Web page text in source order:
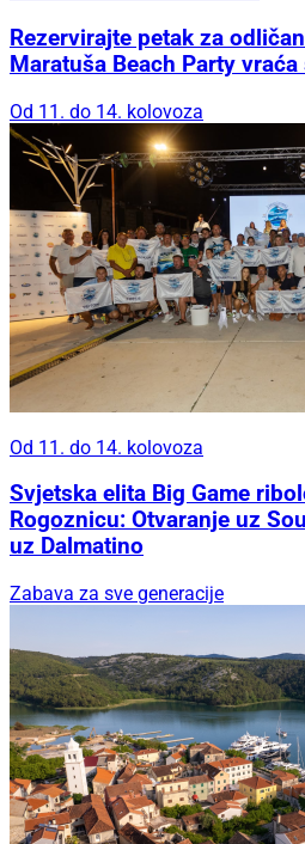
Rezervirajte petak za
Maratuša Beach Party
Od 11. do 14. kolovoza
Od 11. do 14. kolovoza
Svjetska elita Big Game
Rogoznicu: Otvaranje uz
uz Dalmatino
Zabava za sve generacije